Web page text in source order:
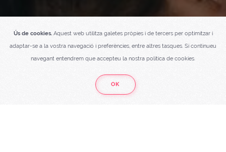
Ús de cookies. Aquest web utilitza galetes pròpies i de tercers per optimitzar i
adaptar-se a la vostra navegació i preferències, entre altres tasques. Si continueu
navegant entendrem que accepteu la nostra política de cookies.
OK